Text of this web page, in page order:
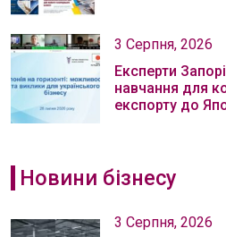
3 Серпня, 2026
Експерти
навчання для
експорту до
Новини бізнесу
3 Серпня, 2026